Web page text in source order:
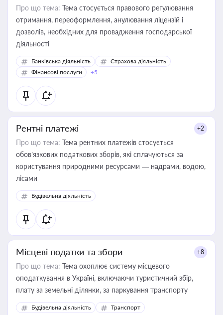
Про що тема: Тема стосується правового регулювання
отримання, переоформлення, анулювання ліцензій і
дозволів, необхідних для провадження господарської
діяльності
Банківська діяльність
Страхова діяльність
Фінансові послуги
+5
Рентні платежі +2
Про що тема: Тема рентних платежів стосується
обов’язкових податкових зборів, які сплачуються за
користування природними ресурсами — надрами, водою,
лісами
Будівельна діяльність
Місцеві податки та збори +8
Про що тема: Тема охоплює систему місцевого
оподаткування в Україні, включаючи туристичний збір,
плату за земельні ділянки, за паркування транспорту
Будівельна діяльність Транспорт